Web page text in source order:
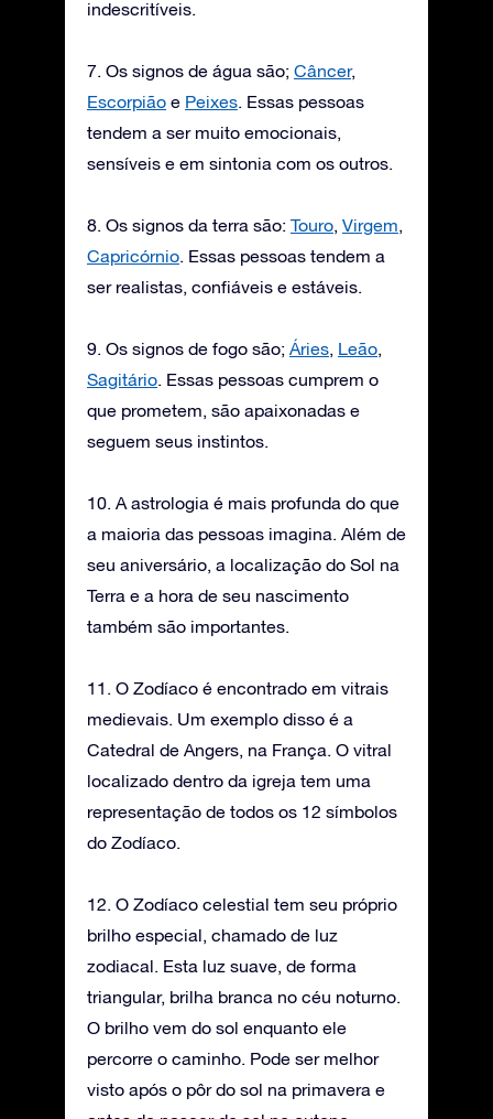
indescritíveis.
7. Os signos de água são; Câncer,
Escorpião e Peixes. Essas pessoas
tendem a ser muito emocionais,
sensíveis e em sintonia com os outros.
8. Os signos da terra são: Touro, Virgem,
Capricórnio. Essas pessoas tendem a
ser realistas, confiáveis e estáveis.
9. Os signos de fogo são; Áries, Leão,
Sagitário. Essas pessoas cumprem o
que prometem, são apaixonadas e
seguem seus instintos.
10. A astrologia é mais profunda do que
a maioria das pessoas imagina. Além de
seu aniversário, a localização do Sol na
Terra e a hora de seu nascimento
também são importantes.
11. O Zodíaco é encontrado em vitrais
medievais. Um exemplo disso é a
Catedral de Angers, na França. O vitral
localizado dentro da igreja tem uma
representação de todos os 12 símbolos
do Zodíaco.
12. O Zodíaco celestial tem seu próprio
brilho especial, chamado de luz
zodiacal. Esta luz suave, de forma
triangular, brilha branca no céu noturno.
O brilho vem do sol enquanto ele
percorre o caminho. Pode ser melhor
visto após o pôr do sol na primavera e